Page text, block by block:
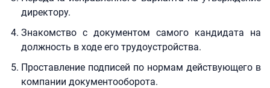
директору.
Знакомство с документом самого кандидата на
должность в ходе его трудоустройства.
Проставление подписей по нормам действующего в
компании документооборота.